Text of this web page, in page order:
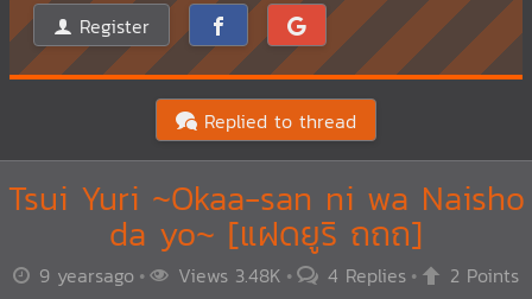
Register
Replied to thread
Tsui Yuri ~Okaa-san ni wa Naisho
da yo~ [แฝดยูริ ถถถ]
9 yearsago Views 3.48K 4 Replies 2 Points